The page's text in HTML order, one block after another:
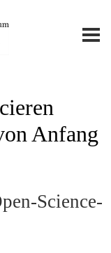
Anfang
Science-